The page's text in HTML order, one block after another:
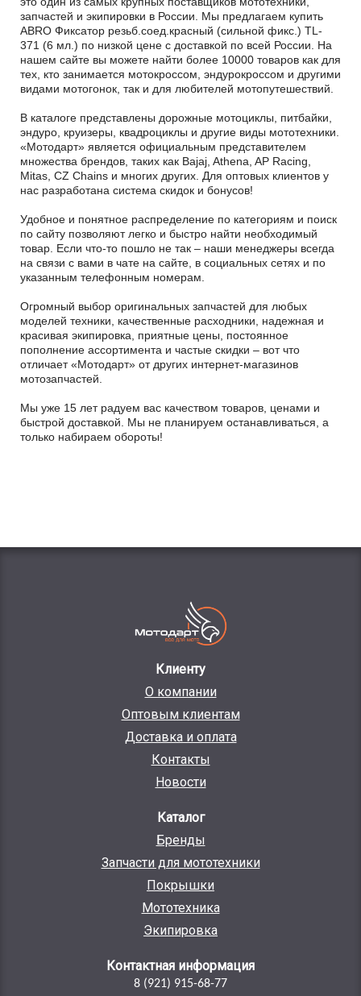
запчастей и экипировки в России. Мы предлагаем купить
ABRO Фиксатор резьб.соед.красный (сильной фикс.) TL-
371 (6 мл.) по низкой цене с доставкой по всей России. На
нашем сайте вы можете найти более 10000 товаров как для
тех, кто занимается мотокроссом, эндурокроссом и другими
видами мотогонок, так и для любителей мотопутешествий.
В каталоге представлены дорожные мотоциклы, питбайки,
эндуро, круизеры, квадроциклы и другие виды мототехники.
«Мотодарт» является официальным представителем
множества брендов, таких как Bajaj, Athena, AP Racing,
Mitas, CZ Chains и многих других. Для оптовых клиентов у
нас разработана система скидок и бонусов!
Удобное и понятное распределение по категориям и поиск
по сайту позволяют легко и быстро найти необходимый
товар. Если что-то пошло не так – наши менеджеры всегда
на связи с вами в чате на сайте, в социальных сетях и по
указанным телефонным номерам.
Огромный выбор оригинальных запчастей для любых
моделей техники, качественные расходники, надежная и
красивая экипировка, приятные цены, постоянное
пополнение ассортимента и частые скидки – вот что
отличает «Мотодарт» от других интернет-магазинов
мотозапчастей.
Мы уже 15 лет радуем вас качеством товаров, ценами и
быстрой доставкой. Мы не планируем останавливаться, а
только набираем обороты!
Клиенту
О компании
Оптовым клиентам
Доставка и оплата
Контакты
Новости
Каталог
Бренды
Запчасти для мототехники
Покрышки
Мототехника
Экипировка
Контактная информация
8 (921) 915-68-77